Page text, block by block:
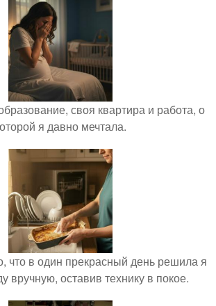
своя квартира и работа, о
я давно мечтала.
что в один прекрасный день решила я
вручную, оставив технику в покое.